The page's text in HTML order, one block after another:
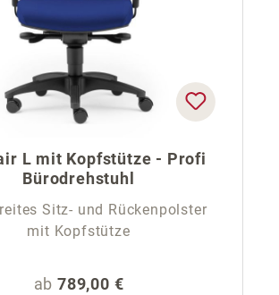
L mit Kopfstütze - Profi
Bürodrehstuhl
Sitz- und Rückenpolster
mit Kopfstütze
Regulärer Preis:
ab 789,00 €